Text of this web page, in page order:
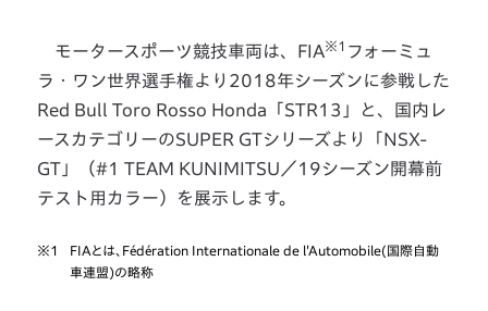
モータースポーツ競技車両は、FIA※1 フォーミュ
ラ・ワン世界選手権より2018年シーズンに参戦した
Red Bull Toro Rosso Honda「STR13」と、国内レ
ースカテゴリーのSUPER GTシリーズより「NSX-
GT」（#1 TEAM KUNIMITSU／19シーズン開幕前
テスト用カラー）を展示します。
※1
FIAとは、Fédération Internationale de l'Automobile(国際自動
車連盟)の略称